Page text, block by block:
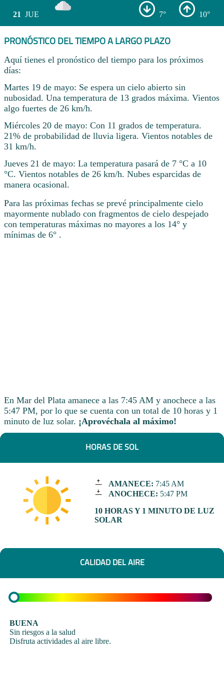
21 JUE 7° 10°
PRONÓSTICO DEL TIEMPO A LARGO PLAZO
Aquí tienes el pronóstico del tiempo para los próximos
días:
Martes 19 de mayo: Se espera un cielo abierto sin
nubosidad. Una temperatura de 13 grados máxima. Vientos
algo fuertes de 26 km/h.
Miércoles 20 de mayo: Con 11 grados de temperatura.
21% de probabilidad de lluvia ligera. Vientos notables de
31 km/h.
Jueves 21 de mayo: La temperatura pasará de 7 °C a 10
°C. Vientos notables de 26 km/h. Nubes esparcidas de
manera ocasional.
Para las próximas fechas se prevé principalmente cielo
mayormente nublado con fragmentos de cielo despejado
con temperaturas máximas no mayores a los 14° y
mínimas de 6° .
En Mar del Plata amanece a las 7:45 AM y anochece a las
5:47 PM, por lo que se cuenta con un total de 10 horas y 1
minuto de luz solar. ¡Aprovéchala al máximo!
HORAS DE SOL
AMANECE: 7:45 AM
ANOCHECE: 5:47 PM
10 HORAS Y 1 MINUTO DE LUZ
SOLAR
CALIDAD DEL AIRE
BUENA
Sin riesgos a la salud
Disfruta actividades al aire libre.